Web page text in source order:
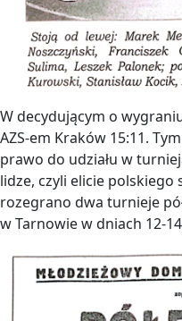
W decydującym o
AZS-em Kraków 15:11.
prawo do udziału w
lidze, czyli elicie
rozegrano dwa turnieje
w Tarnowie w dniach 12-